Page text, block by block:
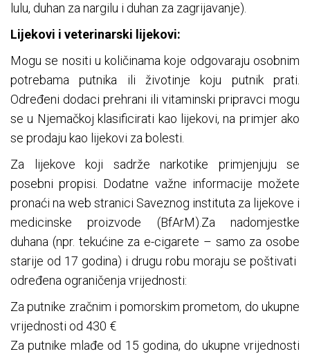
lulu, duhan za nargilu i duhan za zagrijavanje).
Lijekovi i veterinarski lijekovi:
Mogu se nositi u količinama koje odgovaraju osobnim
potrebama putnika ili životinje koju putnik prati.
Određeni dodaci prehrani ili vitaminski pripravci mogu
se u Njemačkoj klasificirati kao lijekovi, na primjer ako
se prodaju kao lijekovi za bolesti.
Za lijekove koji sadrže narkotike primjenjuju se
posebni propisi. Dodatne važne informacije možete
pronaći na web stranici Saveznog instituta za lijekove i
medicinske proizvode (BfArM).Za nadomjestke
duhana (npr. tekućine za e-cigarete – samo za osobe
starije od 17 godina) i drugu robu moraju se poštivati ​​
određena ograničenja vrijednosti:
Za putnike zračnim i pomorskim prometom, do ukupne
vrijednosti od 430 €
Za putnike mlađe od 15 godina, do ukupne vrijednosti